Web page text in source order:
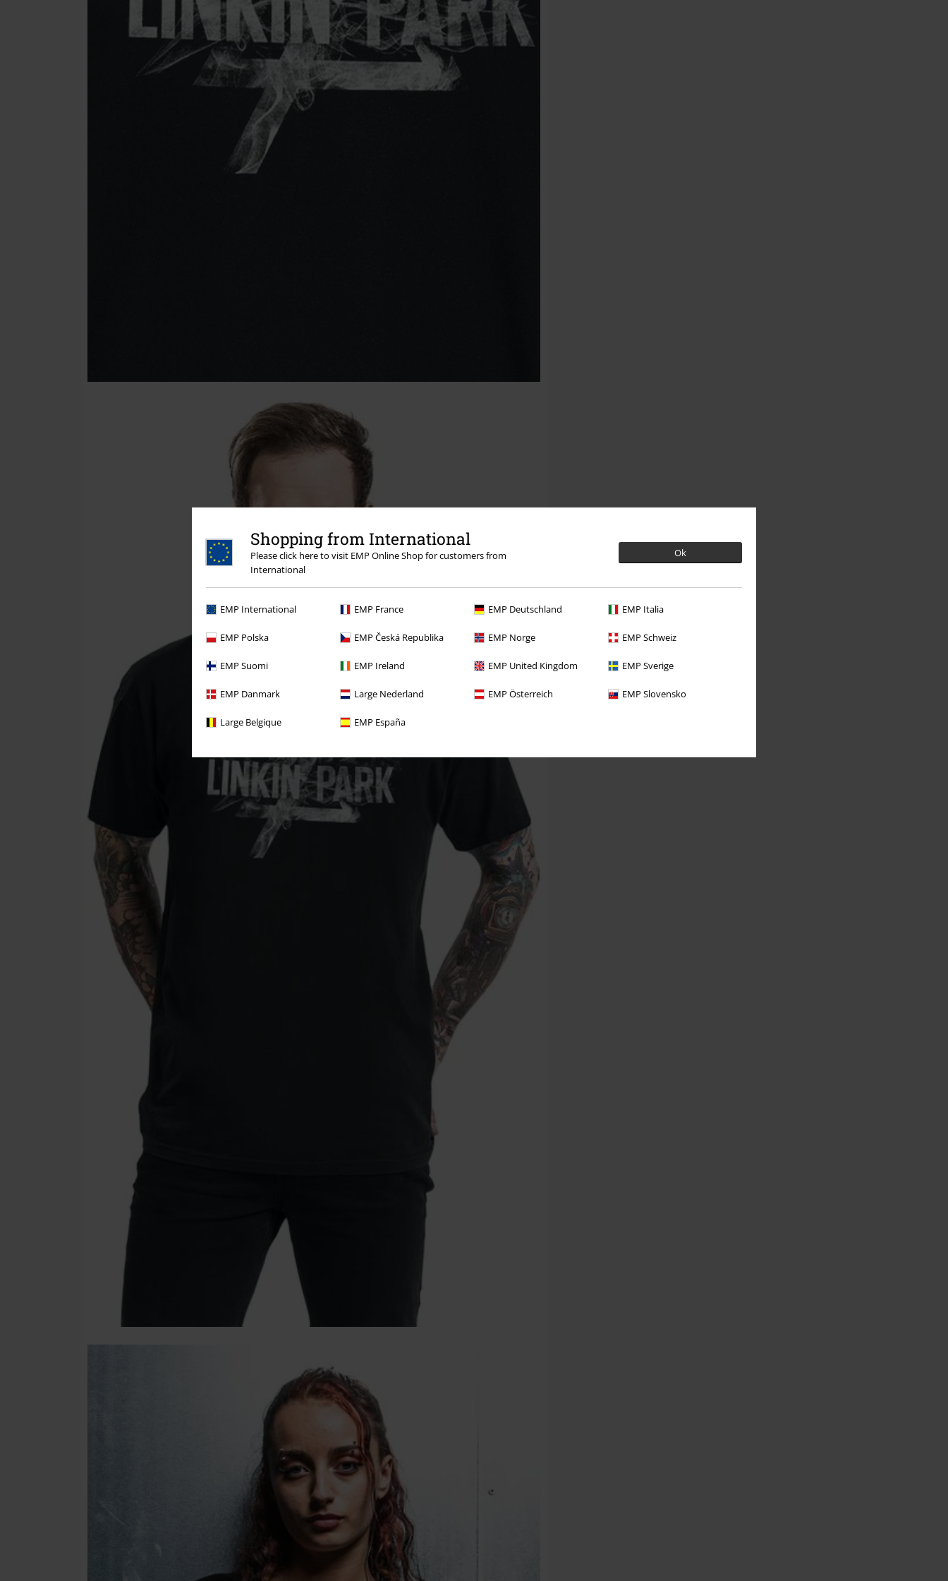
Shopping from International
Please click here to visit EMP Online Shop for customers from
International
Ok
EMP International EMP France EMP Deutschland EMP Italia
EMP Polska EMP Česká Republika EMP Norge EMP Schweiz
EMP Suomi EMP Ireland EMP United Kingdom EMP Sverige
EMP Danmark Large Nederland EMP Österreich EMP Slovensko
Large Belgique EMP España